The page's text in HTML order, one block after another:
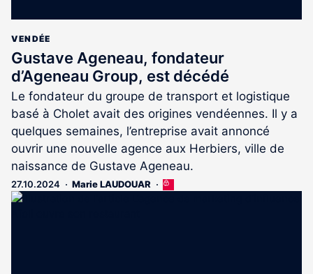
VENDÉE
Gustave Ageneau, fondateur
d’Ageneau Group, est décédé
Le fondateur du groupe de transport et logistique
basé à Cholet avait des origines vendéennes. Il y a
quelques semaines, l’entreprise avait annoncé
ouvrir une nouvelle agence aux Herbiers, ville de
naissance de Gustave Ageneau.
27.10.2024 Marie LAUDOUAR
Cet